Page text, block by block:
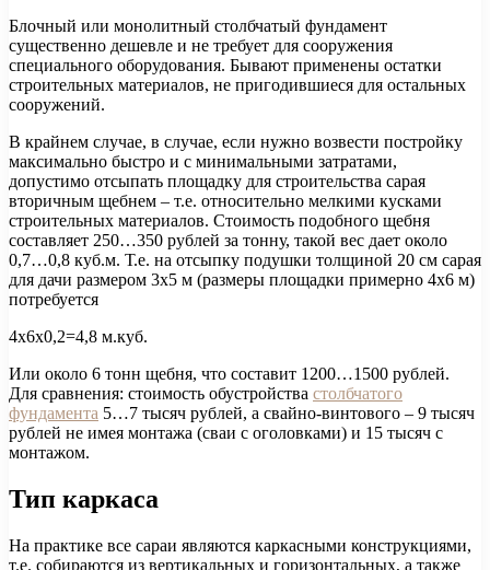
Блочный или монолитный столбчатый фундамент
существенно дешевле и не требует для сооружения
специального оборудования. Бывают применены остатки
строительных материалов, не пригодившиеся для остальных
сооружений.
В крайнем случае, в случае, если нужно возвести постройку
максимально быстро и с минимальными затратами,
допустимо отсыпать площадку для строительства сарая
вторичным щебнем – т.е. относительно мелкими кусками
строительных материалов. Стоимость подобного щебня
составляет 250…350 рублей за тонну, такой вес дает около
0,7…0,8 куб.м. Т.е. на отсыпку подушки толщиной 20 см сарая
для дачи размером 3х5 м (размеры площадки примерно 4х6 м)
потребуется
4х6х0,2=4,8 м.куб.
Или около 6 тонн щебня, что составит 1200…1500 рублей.
Для сравнения: стоимость обустройства столбчатого
фундамента 5…7 тысяч рублей, а свайно-винтового – 9 тысяч
рублей не имея монтажа (сваи с оголовками) и 15 тысяч с
монтажом.
Тип каркаса
На практике все сараи являются каркасными конструкциями,
т.е. собираются из вертикальных и горизонтальных, а также